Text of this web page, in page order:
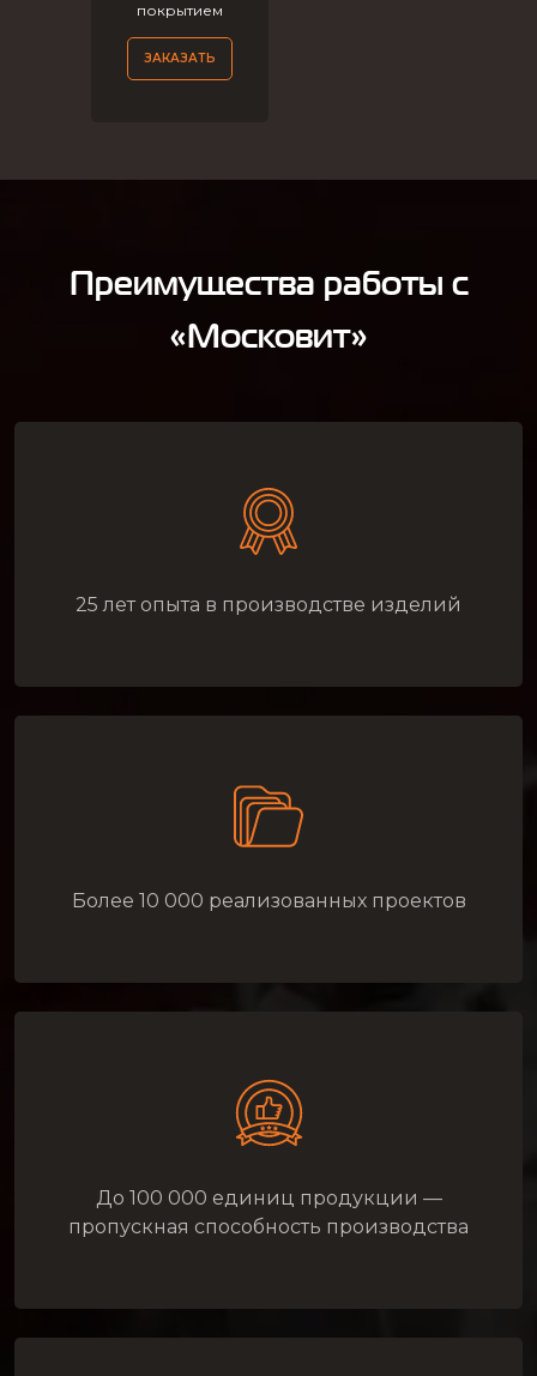
покрытием
ЗАКАЗАТЬ
Преимущества работы с
«Московит»
25 лет опыта в производстве изделий
Более 10 000 реализованных проектов
До 100 000 единиц продукции —
пропускная способность производства